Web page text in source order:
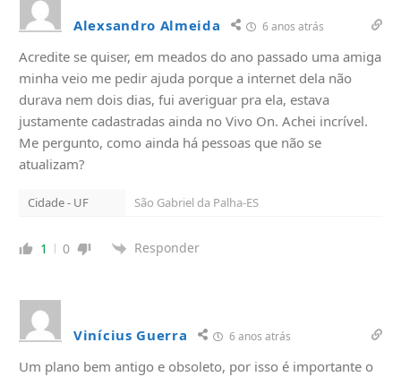
Alexsandro Almeida 6 anos atrás
Acredite se quiser, em meados do ano passado uma amiga
minha veio me pedir ajuda porque a internet dela não
durava nem dois dias, fui averiguar pra ela, estava
justamente cadastradas ainda no Vivo On. Achei incrível.
Me pergunto, como ainda há pessoas que não se
atualizam?
Cidade - UF São Gabriel da Palha-ES
1 0 Responder
Vinícius Guerra 6 anos atrás
Um plano bem antigo e obsoleto, por isso é importante o